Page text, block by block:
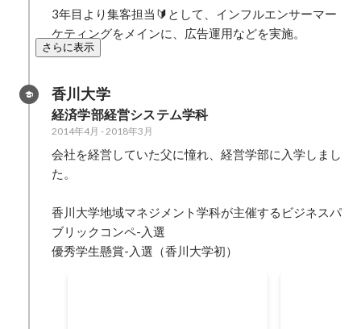
3年目より集客担当🔰として、インフルエンサーマー
ケティングをメインに、広告運用などを実施。
さらに表示
香川大学
経済学部経営システム学科
2014年4月 - 2018年3月
会社を経営していた父に憧れ、経営学部に入学しまし
た。
香川大学地域マネジメント学科が主催するビジネスパ
ブリックコンペ-入選
優秀学生懸賞-入選（香川大学初）